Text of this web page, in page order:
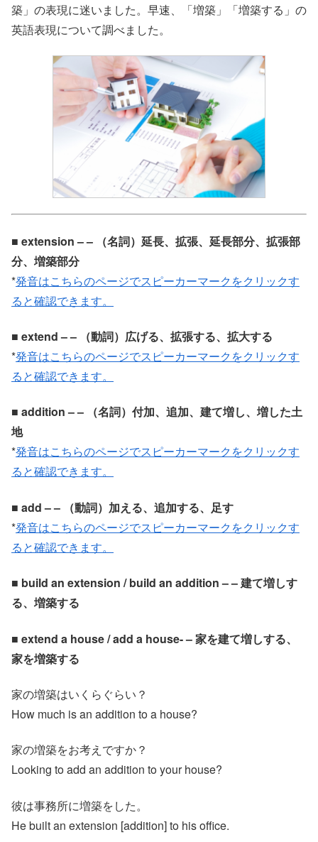
築」の表現に迷いました。早速、「増築」「増築する」の
英語表現について調べました。
■ extension – – （名詞）延長、拡張、延長部分、拡張部
分、増築部分
*発音はこちらのページでスピーカーマークをクリックす
ると確認できます。
■ extend – – （動詞）広げる、拡張する、拡大する
*発音はこちらのページでスピーカーマークをクリックす
ると確認できます。
■ addition – – （名詞）付加、追加、建て増し、増した土
地
*発音はこちらのページでスピーカーマークをクリックす
ると確認できます。
■ add – – （動詞）加える、追加する、足す
*発音はこちらのページでスピーカーマークをクリックす
ると確認できます。
■ build an extension / build an addition – – 建て増しす
る、増築する
■ extend a house / add a house- – 家を建て増しする、
家を増築する
家の増築はいくらぐらい？
How much is an addition to a house?
家の増築をお考えですか？
Looking to add an addition to your house?
彼は事務所に増築をした。
He built an extension [addition] to his office.